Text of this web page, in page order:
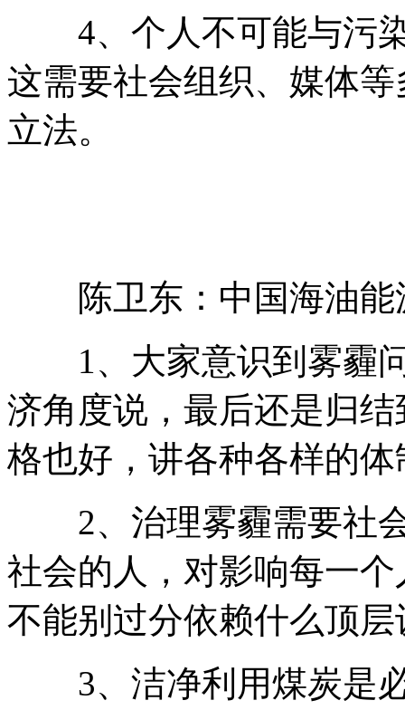
4、个人不可能与污染
这需要社会组织、媒体
立法。
陈卫东：中国海油能
1、大家意识到雾霾问
济角度说，最后还是归
格也好，讲各种各样的
2、治理雾霾需要社会
社会的人，对影响每一
不能别过分依赖什么顶层
3、洁净利用煤炭是必